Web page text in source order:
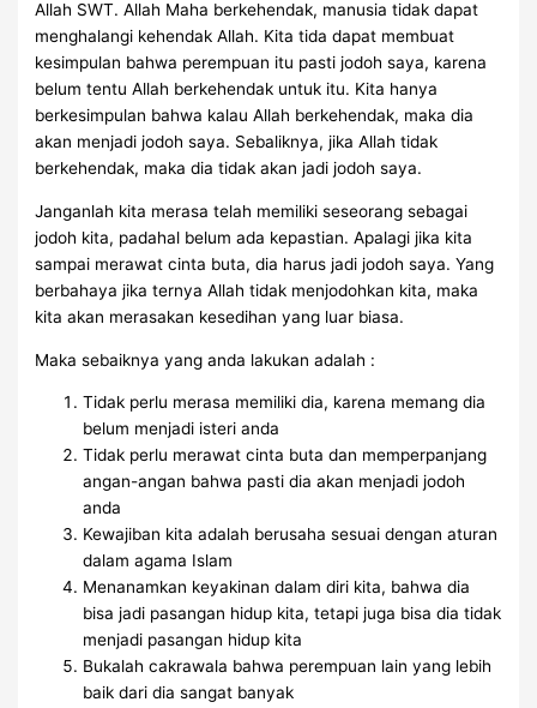
Allah SWT. Allah Maha berkehendak, manusia tidak dapat
menghalangi kehendak Allah. Kita tida dapat membuat
kesimpulan bahwa perempuan itu pasti jodoh saya, karena
belum tentu Allah berkehendak untuk itu. Kita hanya
berkesimpulan bahwa kalau Allah berkehendak, maka dia
akan menjadi jodoh saya. Sebaliknya, jika Allah tidak
berkehendak, maka dia tidak akan jadi jodoh saya.
Janganlah kita merasa telah memiliki seseorang sebagai
jodoh kita, padahal belum ada kepastian. Apalagi jika kita
sampai merawat cinta buta, dia harus jadi jodoh saya. Yang
berbahaya jika ternya Allah tidak menjodohkan kita, maka
kita akan merasakan kesedihan yang luar biasa.
Maka sebaiknya yang anda lakukan adalah :
Tidak perlu merasa memiliki dia, karena memang dia
belum menjadi isteri anda
Tidak perlu merawat cinta buta dan memperpanjang
angan-angan bahwa pasti dia akan menjadi jodoh
anda
Kewajiban kita adalah berusaha sesuai dengan aturan
dalam agama Islam
Menanamkan keyakinan dalam diri kita, bahwa dia
bisa jadi pasangan hidup kita, tetapi juga bisa dia tidak
menjadi pasangan hidup kita
Bukalah cakrawala bahwa perempuan lain yang lebih
baik dari dia sangat banyak